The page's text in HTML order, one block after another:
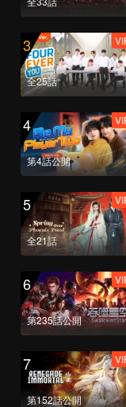
3
全25話
4
第4話公開
5
全21話
6
第235話公開
7
第152話公開